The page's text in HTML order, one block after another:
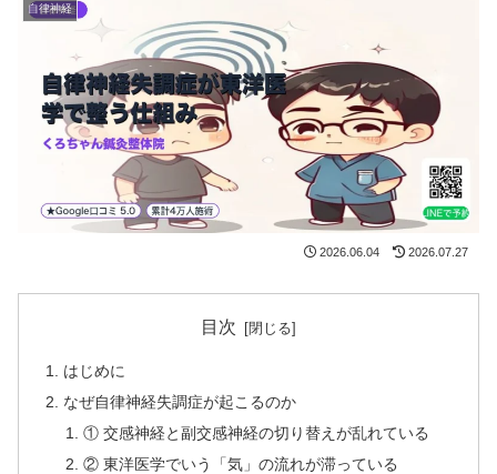
自律神経
2026.06.04 2026.07.27
目次
はじめに
なぜ自律神経失調症が起こるのか
① 交感神経と副交感神経の切り替えが乱れている
② 東洋医学でいう「気」の流れが滞っている